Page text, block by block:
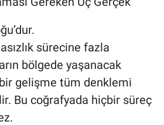
sürecine fazla
bölgede yaşanacak
gelişme tüm denklemi
Bu coğrafyada hiçbir süreç